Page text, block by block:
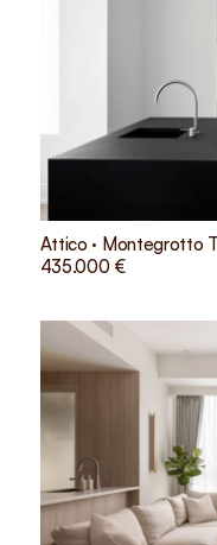
Attico · Montegrotto
435.000 €